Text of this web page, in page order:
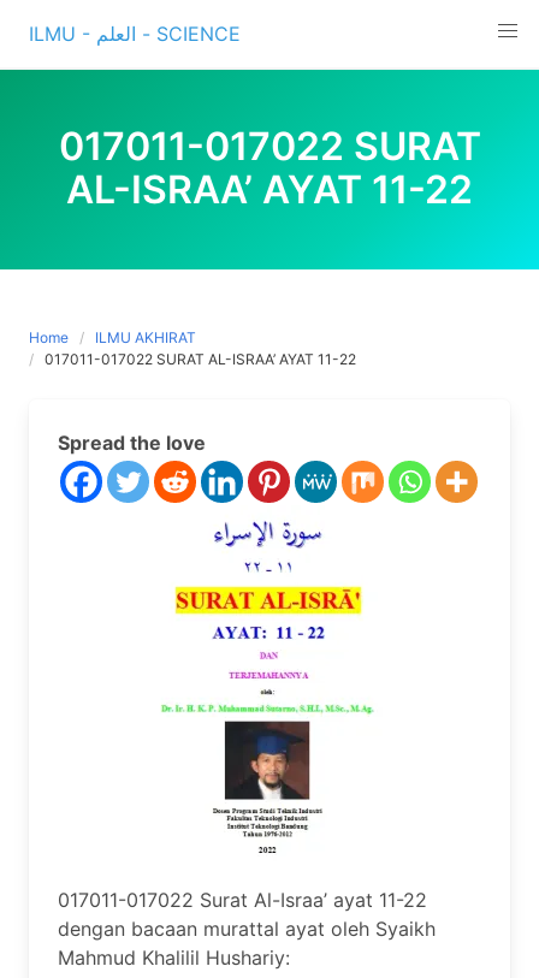
content
ILMU - العلم - SCIENCE
017011-017022 SURAT
AL-ISRAA’ AYAT 11-22
Home
ILMU AKHIRAT
017011-017022 SURAT AL-ISRAA’ AYAT 11-22
Spread the love
017011-017022 Surat Al-Israa’ ayat 11-22
dengan bacaan murattal ayat oleh Syaikh
Mahmud Khalilil Hushariy: